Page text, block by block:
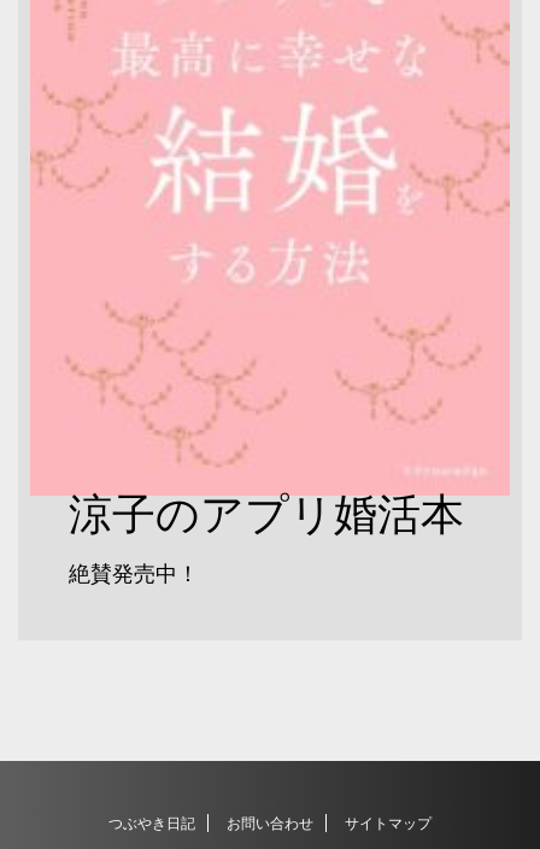
涼子のアプリ婚活本
絶賛発売中！
つぶやき日記 お問い合わせ サイトマップ